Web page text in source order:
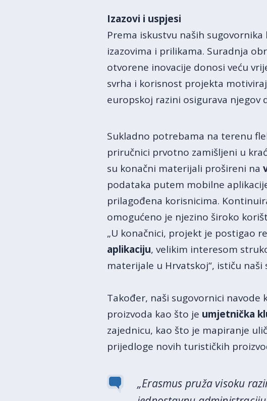
Izazovi i uspjesi
Prema iskustvu naših
izazovima i prilikama. Suradnja
otvorene inovacije donosi veću
svrha i korisnost projekta
europskoj razini osigurava njegov
Sukladno potrebama na terenu
priručnici prvotno zamišljeni u
su konačni materijali prošireni na
podataka putem mobilne
prilagođena korisnicima.
omogućeno je njezino široko
„U konačnici, projekt je postigao
aplikaciju, velikim interesom
materijale u Hrvatskoj“, ističu naši
Također, naši sugovornici navode
proizvoda kao što je umjetnička
zajednicu, kao što je mapiranje
prijedloge novih turističkih
„Erasmus pruža visoku